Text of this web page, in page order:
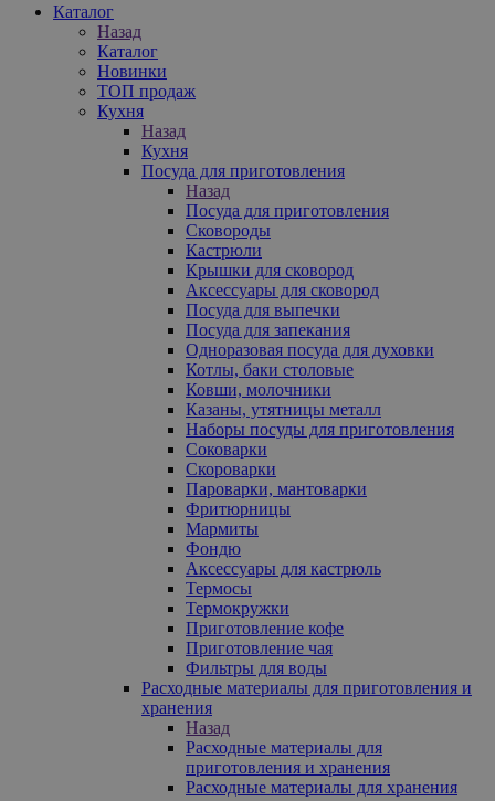
Каталог
Назад
Каталог
Новинки
ТОП продаж
Кухня
Назад
Кухня
Посуда для приготовления
Назад
Посуда для приготовления
Сковороды
Кастрюли
Крышки для сковород
Аксессуары для сковород
Посуда для выпечки
Посуда для запекания
Одноразовая посуда для духовки
Котлы, баки столовые
Ковши, молочники
Казаны, утятницы металл
Наборы посуды для приготовления
Соковарки
Скороварки
Пароварки, мантоварки
Фритюрницы
Мармиты
Фондю
Аксессуары для кастрюль
Термосы
Термокружки
Приготовление кофе
Приготовление чая
Фильтры для воды
Расходные материалы для приготовления и
хранения
Назад
Расходные материалы для
приготовления и хранения
Расходные материалы для хранения